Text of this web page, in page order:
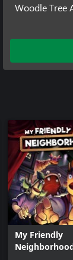
Woodle Tree
My Friendly